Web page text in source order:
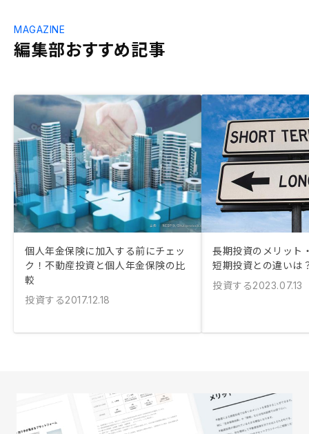
編集部おすすめ記事
MAGAZINE
個人年金保険に加入する前にチェッ
ク！不動産投資と個人年金保険の比
較
投資する2017.12.18
長期投資のメリット
短期投資との違いは
投資する2023.07.13